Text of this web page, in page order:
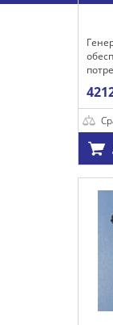
обеспечивает
потребителей
стабильной их работы, а
также зарядки
В
Добавить в